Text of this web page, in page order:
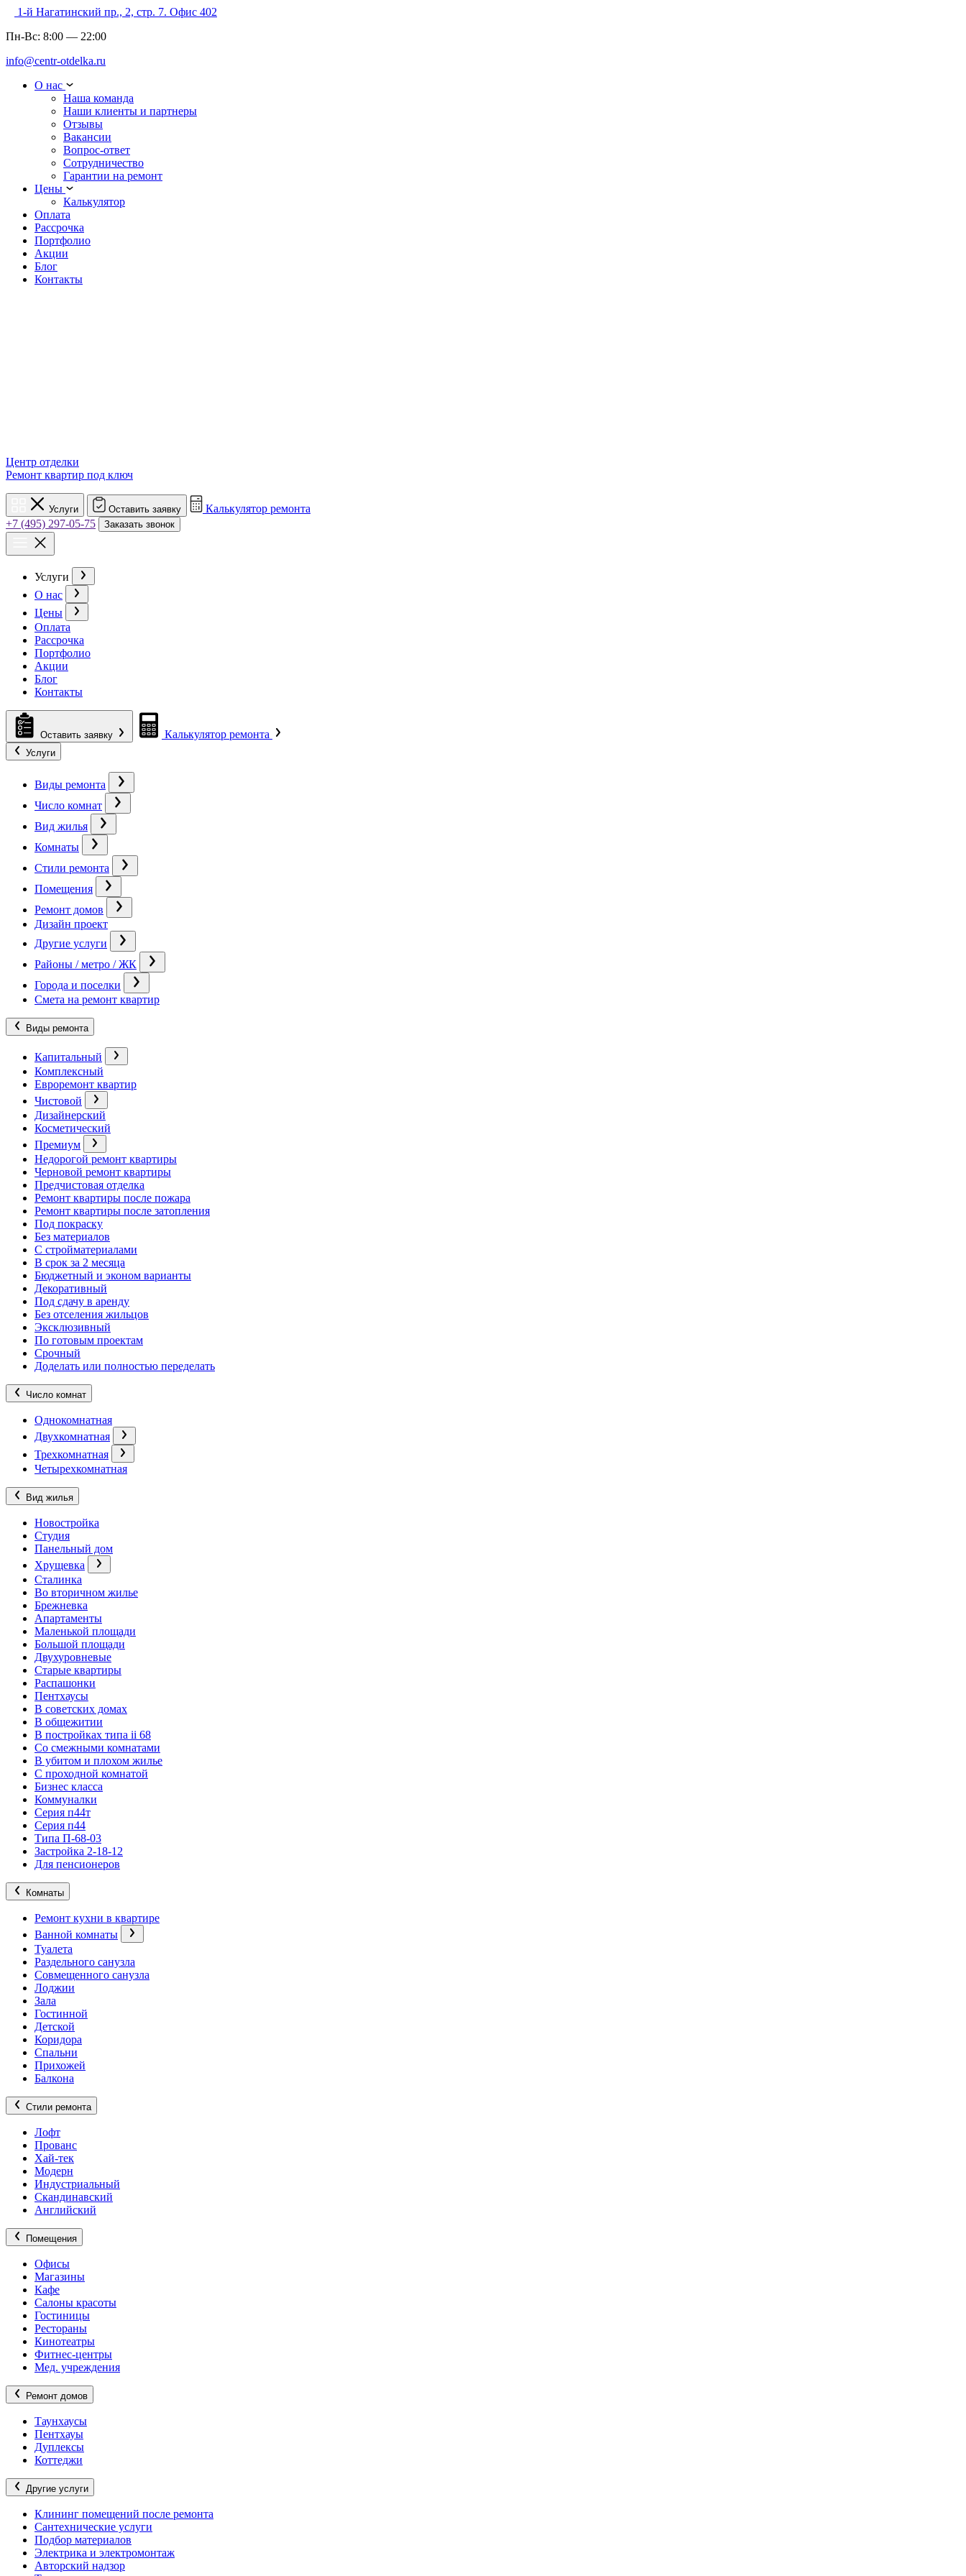
1-й Нагатинский пр., 2, стр. 7. Офис 402
Пн-Вс: 8:00 — 22:00
info@centr-otdelka.ru
О нас
Наша команда
Наши клиенты и партнеры
Отзывы
Вакансии
Вопрос-ответ
Сотрудничество
Гарантии на ремонт
Цены
Калькулятор
Оплата
Рассрочка
Портфолио
Акции
Блог
Контакты
Центр отделки
Ремонт квартир под ключ
Услуги Оставить заявку
Калькулятор ремонта
+7 (495) 297-05-75
Заказать звонок
Услуги
О нас
Цены
Оплата
Рассрочка
Портфолио
Акции
Блог
Контакты
Оставить заявку Калькулятор ремонта
Услуги
Виды ремонта
Число комнат
Вид жилья
Комнаты
Стили ремонта
Помещения
Ремонт домов
Дизайн проект
Другие услуги
Районы / метро / ЖК
Города и поселки
Смета на ремонт квартир
Виды ремонта
Капитальный
Комплексный
Евроремонт квартир
Чистовой
Дизайнерский
Косметический
Премиум
Недорогой ремонт квартиры
Черновой ремонт квартиры
Предчистовая отделка
Ремонт квартиры после пожара
Ремонт квартиры после затопления
Под покраску
Без материалов
С стройматериалами
В срок за 2 месяца
Бюджетный и эконом варианты
Декоративный
Под сдачу в аренду
Без отселения жильцов
Эксклюзивный
По готовым проектам
Срочный
Доделать или полностью переделать
Число комнат
Однокомнатная
Двухкомнатная
Трехкомнатная
Четырехкомнатная
Вид жилья
Новостройка
Студия
Панельный дом
Хрущевка
Сталинка
Во вторичном жилье
Брежневка
Апартаменты
Маленькой площади
Большой площади
Двухуровневые
Старые квартиры
Распашонки
Пентхаусы
В советских домах
В общежитии
В постройках типа ii 68
Со смежными комнатами
В убитом и плохом жилье
С проходной комнатой
Бизнес класса
Коммуналки
Серия п44т
Серия п44
Типа П-68-03
Застройка 2-18-12
Для пенсионеров
Комнаты
Ремонт кухни в квартире
Ванной комнаты
Туалета
Раздельного санузла
Совмещенного санузла
Лоджии
Зала
Гостинной
Детской
Коридора
Спальни
Прихожей
Балкона
Стили ремонта
Лофт
Прованс
Хай-тек
Модерн
Индустриальный
Скандинавский
Английский
Помещения
Офисы
Магазины
Кафе
Салоны красоты
Гостиницы
Рестораны
Кинотеатры
Фитнес-центры
Мед. учреждения
Ремонт домов
Таунхаусы
Пентхауы
Дуплексы
Коттеджи
Другие услуги
Клининг помещений после ремонта
Сантехнические услуги
Подбор материалов
Электрика и электромонтаж
Авторский надзор